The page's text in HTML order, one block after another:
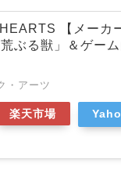
【メーカ
ぶる獣」＆ゲー
・アーツ
楽天市場